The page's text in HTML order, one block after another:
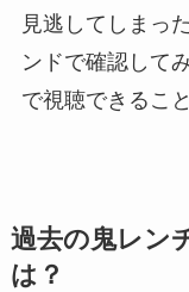
見逃してしまっ
ンドで確認して
で視聴できるこ
過去の鬼レン
は？